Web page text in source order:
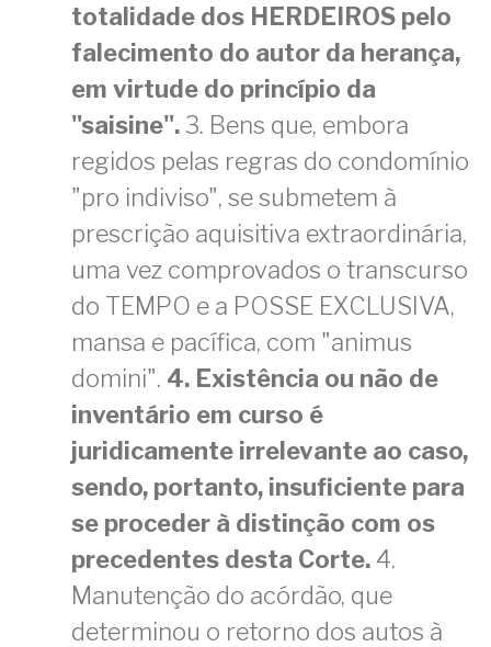
totalidade dos HERDEIROS pelo
falecimento do autor da herança,
em virtude do princípio da
"saisine". 3. Bens que, embora
regidos pelas regras do condomínio
"pro indiviso", se submetem à
prescrição aquisitiva extraordinária,
uma vez comprovados o transcurso
do TEMPO e a POSSE EXCLUSIVA,
mansa e pacífica, com "animus
domini". 4. Existência ou não de
inventário em curso é
juridicamente irrelevante ao caso,
sendo, portanto, insuficiente para
se proceder à distinção com os
precedentes desta Corte. 4.
Manutenção do acórdão, que
determinou o retorno dos autos à